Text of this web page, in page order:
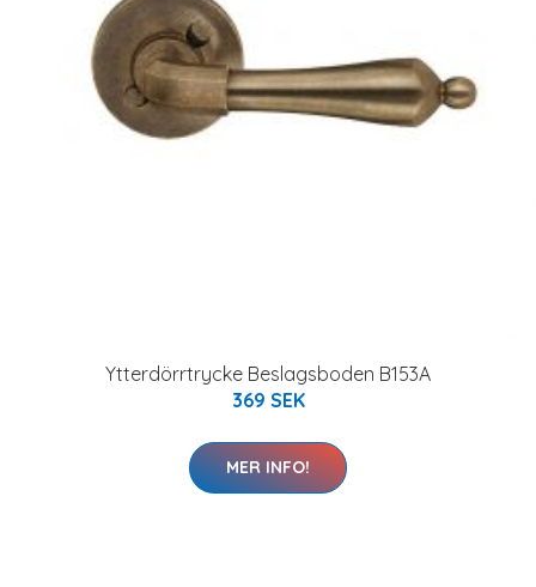
Ytterdörrtrycke Beslagsboden B153A
369 SEK
MER INFO!